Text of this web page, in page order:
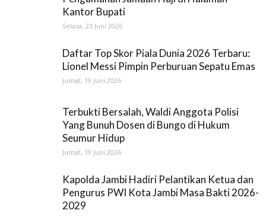
Kantor Bupati
Selasa, 23 Juni 2026
Daftar Top Skor Piala Dunia 2026 Terbaru:
Lionel Messi Pimpin Perburuan Sepatu Emas
Jumat, 19 Juni 2026
Terbukti Bersalah, Waldi Anggota Polisi
Yang Bunuh Dosen di Bungo di Hukum
Seumur Hidup
Jumat, 19 Juni 2026
Kapolda Jambi Hadiri Pelantikan Ketua dan
Pengurus PWI Kota Jambi Masa Bakti 2026-
2029